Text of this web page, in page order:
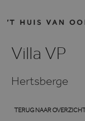
Villa VP
Hertsberge
TERUG NAAR OVERZICHT